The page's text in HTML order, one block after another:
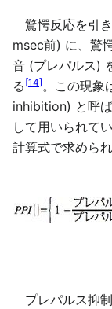
驚愕反応を引
msec前) に、驚
音 (プレパルス)
る [14] 。この現象
inhibition) と呼ば
して用いられて
計算式で求められ
プレパルス抑